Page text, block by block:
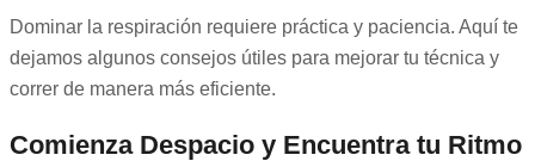
Dominar la respiración requiere práctica y paciencia. Aquí te
dejamos algunos consejos útiles para mejorar tu técnica y
correr de manera más eficiente.
Comienza Despacio y Encuentra tu Ritmo